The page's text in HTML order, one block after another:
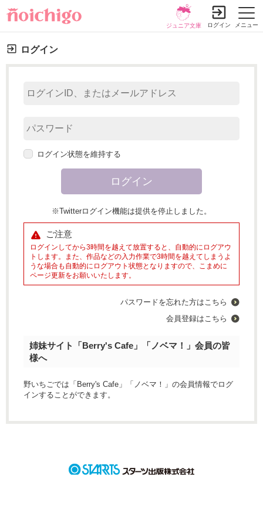
メニュー
ジュニア文庫 ログイン
ログイン
ログイン状態を維持する
※Twitterログイン機能は提供を停止しました。
ご注意
ログインしてから3時間を越えて放置すると、自動的にログアウ
トします。また、作品などの入力作業で3時間を越えてしまうよ
うな場合も自動的にログアウト状態となりますので、こまめに
ページ更新をお願いいたします。
パスワードを忘れた方はこちら
会員登録はこちら
姉妹サイト「Berry's Cafe」「ノベマ！」会員の皆
様へ
野いちごでは「Berry's Cafe」「ノベマ！」の会員情報でログ
インすることができます。